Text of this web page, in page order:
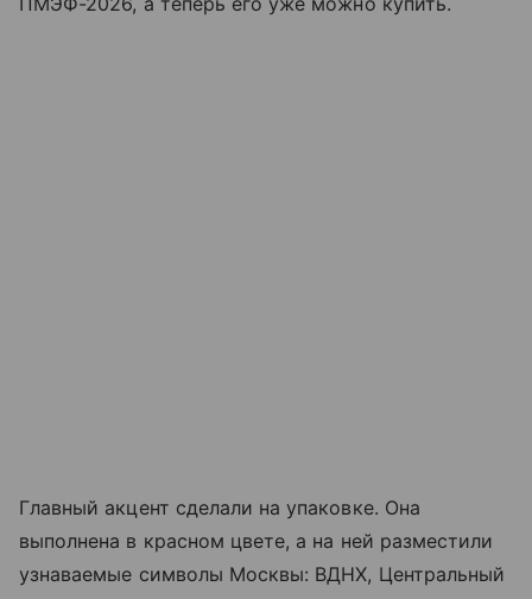
Главный акцент сделали на упаковке. Она
выполнена в красном цвете, а на ней разместили
узнаваемые символы Москвы: ВДНХ, Центральный